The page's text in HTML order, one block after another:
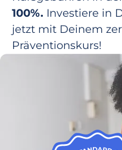
100%. Investiere in
jetzt mit Deinem
Präventionskurs!